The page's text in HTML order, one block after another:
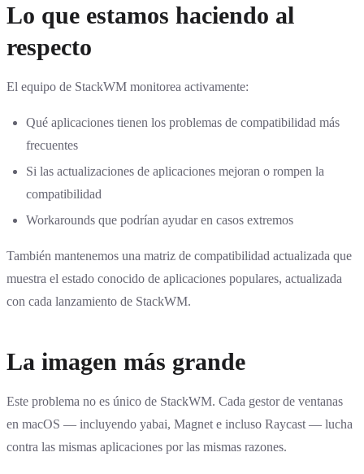
Lo que estamos haciendo al
respecto
El equipo de StackWM monitorea activamente:
Qué aplicaciones tienen los problemas de compatibilidad más
frecuentes
Si las actualizaciones de aplicaciones mejoran o rompen la
compatibilidad
Workarounds que podrían ayudar en casos extremos
También mantenemos una matriz de compatibilidad actualizada que
muestra el estado conocido de aplicaciones populares, actualizada
con cada lanzamiento de StackWM.
La imagen más grande
Este problema no es único de StackWM. Cada gestor de ventanas
en macOS — incluyendo yabai, Magnet e incluso Raycast — lucha
contra las mismas aplicaciones por las mismas razones.